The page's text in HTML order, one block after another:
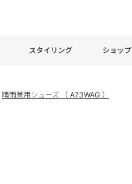
スタイリング ショップ
晴雨兼用シューズ （ A73WAG ）